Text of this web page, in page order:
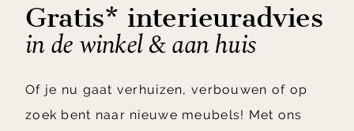
Gratis* interieuradvies
in de winkel & aan huis
Of je nu gaat verhuizen, verbouwen of op
zoek bent naar nieuwe meubels! Met ons